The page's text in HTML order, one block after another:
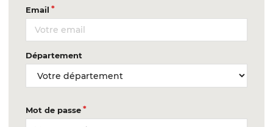
Email
Département
Mot de passe